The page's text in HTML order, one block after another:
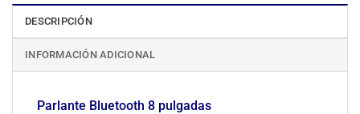
DESCRIPCIÓN
INFORMACIÓN ADICIONAL
Parlante Bluetooth 8 pulgadas